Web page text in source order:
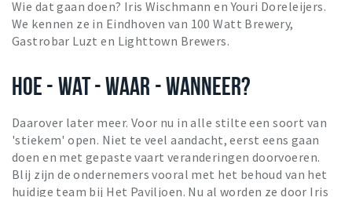
Wie dat gaan doen? Iris Wischmann en Youri Doreleijers.
We kennen ze in Eindhoven van 100 Watt Brewery,
Gastrobar Luzt en Lighttown Brewers.
HOE - WAT - WAAR - WANNEER?
Daarover later meer. Voor nu in alle stilte een soort van
'stiekem' open. Niet te veel aandacht, eerst eens gaan
doen en met gepaste vaart veranderingen doorvoeren.
Blij zijn de ondernemers vooral met het behoud van het
huidige team bij Het Paviljoen. Nu al worden ze door Iris